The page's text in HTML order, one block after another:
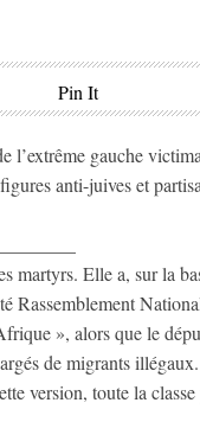
Pin It
gauche
anti-juives et
martyrs. Elle a, sur la
Rassemblement
», alors que le
de migrants
version, toute la